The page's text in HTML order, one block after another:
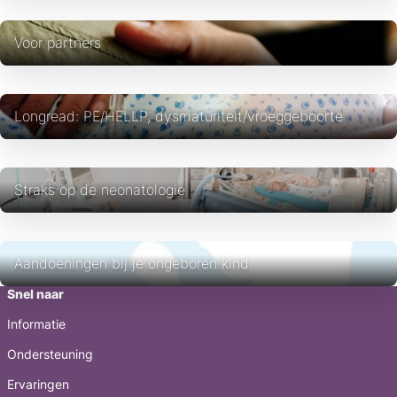
Voor partners
Longread: PE/HELLP, dysmaturiteit/vroeggeboorte
Straks op de neonatologie
Aandoeningen bij je ongeboren kind
Snel naar
Informatie
Ondersteuning
Ervaringen